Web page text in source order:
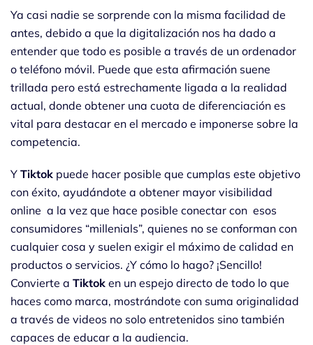
Ya casi nadie se sorprende con la misma facilidad de
antes, debido a que la digitalización nos ha dado a
entender que todo es posible a través de un ordenador
o teléfono móvil. Puede que esta afirmación suene
trillada pero está estrechamente ligada a la realidad
actual, donde obtener una cuota de diferenciación es
vital para destacar en el mercado e imponerse sobre la
competencia.
Y Tiktok puede hacer posible que cumplas este objetivo
con éxito, ayudándote a obtener mayor visibilidad
online a la vez que hace posible conectar con esos
consumidores “millenials”, quienes no se conforman con
cualquier cosa y suelen exigir el máximo de calidad en
productos o servicios. ¿Y cómo lo hago? ¡Sencillo!
Convierte a Tiktok en un espejo directo de todo lo que
haces como marca, mostrándote con suma originalidad
a través de videos no solo entretenidos sino también
capaces de educar a la audiencia.